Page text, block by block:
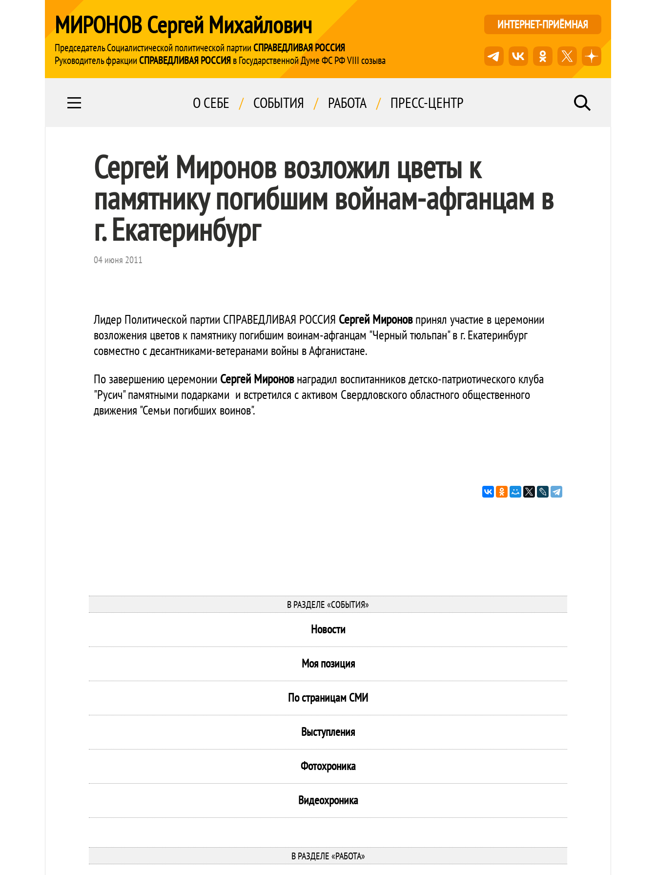
МИРОНОВ Сергей Михайлович
Председатель Социалистической политической партии СПРАВЕДЛИВАЯ РОССИЯ
Руководитель фракции СПРАВЕДЛИВАЯ РОССИЯв Государственной Думе ФС РФ VIII созыва
ИНТЕРНЕТ-ПРИЁМНАЯ
О СЕБЕ / СОБЫТИЯ / РАБОТА / ПРЕСС-ЦЕНТР
Сергей Миронов возложил цветы к
памятнику погибшим войнам-афганцам в
г. Екатеринбург
04 июня 2011
Лидер Политической партии СПРАВЕДЛИВАЯ РОССИЯ Сергей Мироновпринял участие в церемонии
возложения цветов к памятнику погибшим воинам-афганцам "Черный тюльпан" в г. Екатеринбург
совместно с десантниками-ветеранами войны в Афганистане.
По завершению церемонии Сергей Мироновнаградил воспитанников детско-патриотического клуба
"Русич" памятными подарками и встретился с активом Свердловского областного общественного
движения "Семьи погибших воинов".
В РАЗДЕЛЕ «СОБЫТИЯ»
Новости
Моя позиция
По страницам СМИ
Выступления
Фотохроника
Видеохроника
В РАЗДЕЛЕ «РАБОТА»